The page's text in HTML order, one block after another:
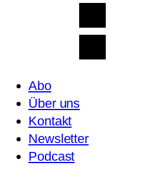
Abo
Über uns
Kontakt
Newsletter
Podcast